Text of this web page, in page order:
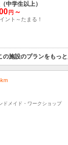
中学生以上）
円 ～
ント～たまる！
の施設のプランをもっ
ドメイド・ワークショップ